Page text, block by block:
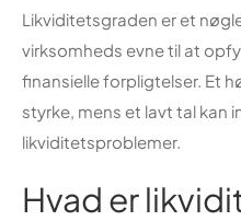
Likviditetsgraden er et
virksomheds evne til at
finansielle forpligtelser. Et
styrke, mens et lavt tal kan
likviditetsproblemer.
Hvad er